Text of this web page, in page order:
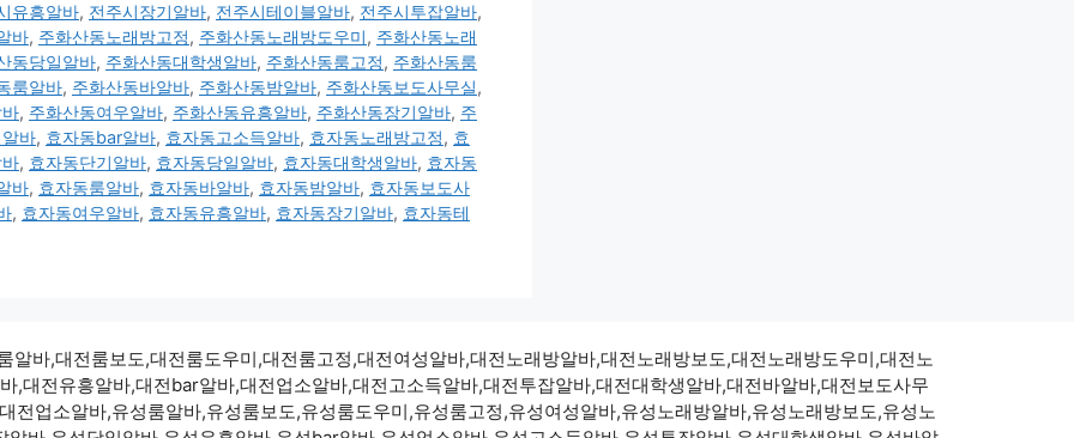
유흥알바, 전주시장기알바, 전주시테이블알바, 전주시투잡알바,
바, 주화산동노래방고정, 주화산동노래방도우미, 주화산동노래
동당일알바, 주화산동대학생알바, 주화산동룸고정, 주화산동룸
룸알바, 주화산동바알바, 주화산동밤알바, 주화산동보도사무실,
, 주화산동여우알바, 주화산동유흥알바, 주화산동장기알바, 주
바, 효자동bar알바, 효자동고소득알바, 효자동노래방고정, 효
, 효자동단기알바, 효자동당일알바, 효자동대학생알바, 효자동
바, 효자동룸알바, 효자동바알바, 효자동밤알바, 효자동보도사
, 효자동여우알바, 효자동유흥알바, 효자동장기알바, 효자동테
바,대전룸보도,대전룸도우미,대전룸고정,대전여성알바,대전노래방알바,대전노래방보도,대전노래방도우미,대전노
,대전유흥알바,대전bar알바,대전업소알바,대전고소득알바,대전투잡알바,대전대학생알바,대전바알바,대전보도사무
전업소알바,유성룸알바,유성룸보도,유성룸도우미,유성룸고정,유성여성알바,유성노래방알바,유성노래방보도,유성노